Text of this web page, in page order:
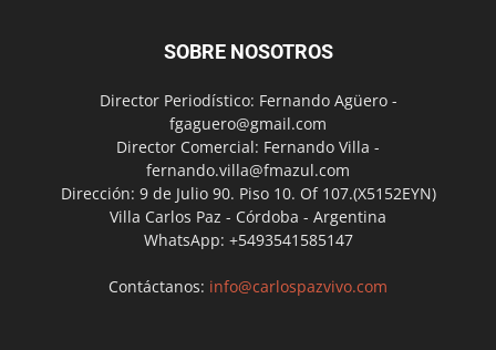
SOBRE NOSOTROS
Director Periodístico: Fernando Agüero -
fgaguero@gmail.com
Director Comercial: Fernando Villa -
fernando.villa@fmazul.com
Dirección: 9 de Julio 90. Piso 10. Of 107.(X5152EYN)
Villa Carlos Paz - Córdoba - Argentina
WhatsApp: +5493541585147
Contáctanos: info@carlospazvivo.com